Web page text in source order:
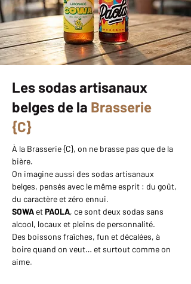
Les sodas artisanaux
belges de la Brasserie
{C}
À la Brasserie {C}, on ne brasse pas que de la
bière.
On imagine aussi des sodas artisanaux
belges, pensés avec le même esprit : du goût,
du caractère et zéro ennui.
SOWA etPAOLA, ce sont deux sodas sans
alcool, locaux et pleins de personnalité.
Des boissons fraîches, fun et décalées, à
boire quand on veut… et surtout comme on
aime.